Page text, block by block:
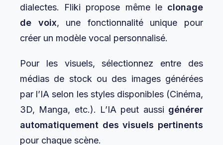
dialectes. Fliki propose même le clonage
de voix, une fonctionnalité unique pour
créer un modèle vocal personnalisé.
Pour les visuels, sélectionnez entre des
médias de stock ou des images générées
par l’IA selon les styles disponibles (Cinéma,
3D, Manga, etc.). L’IA peut aussi générer
automatiquement des visuels pertinents
pour chaque scène.